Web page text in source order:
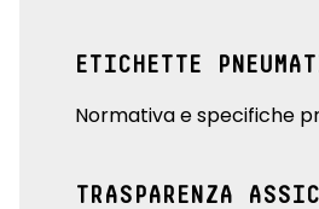
ETICHETTE
Normativa e specifiche
TRASPARENZA